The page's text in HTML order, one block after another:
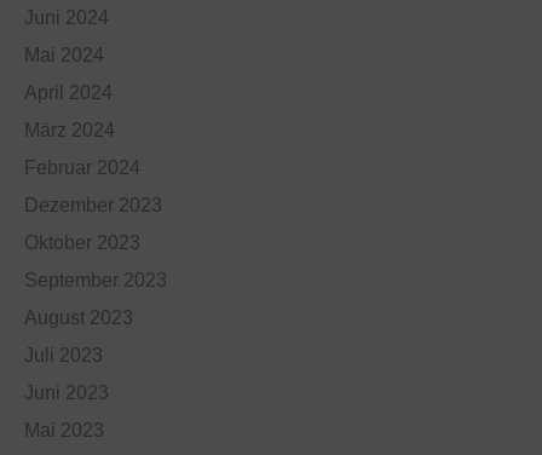
Juni 2024
Mai 2024
April 2024
März 2024
Februar 2024
Dezember 2023
Oktober 2023
September 2023
August 2023
Juli 2023
Juni 2023
Mai 2023